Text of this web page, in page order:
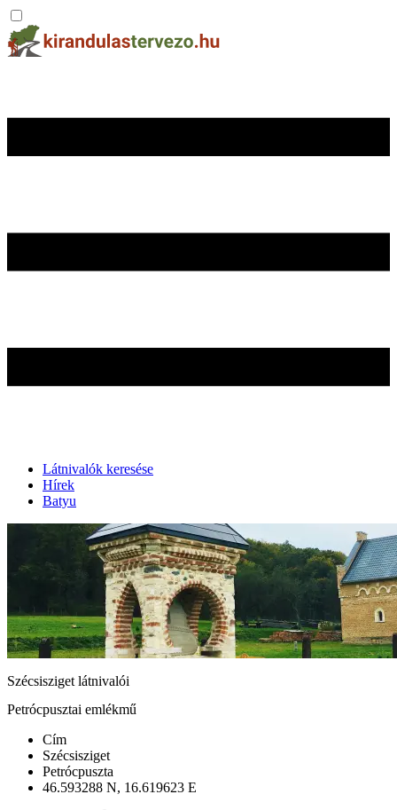
Látnivalók keresése
Hírek
Batyu
Szécsisziget látnivalói
Petrócpusztai emlékmű
Cím
Szécsisziget
Petrócpuszta
46.593288 N, 16.619623 E